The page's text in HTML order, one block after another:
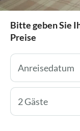
Bitte geben Sie
Preise
2 Gäste